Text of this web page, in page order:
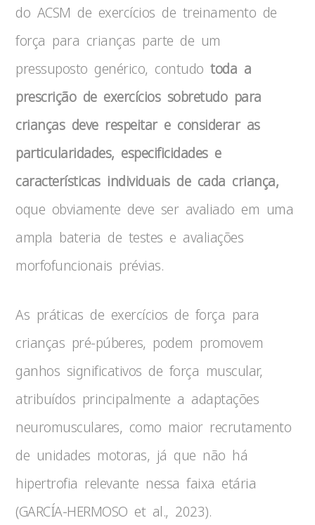
do ACSM de exercícios de treinamento de
força para crianças parte de um
pressuposto genérico, contudotoda a
prescrição de exercícios sobretudo para
crianças deve respeitar e considerar as
particularidades, especificidades e
características individuais de cada criança,
oque obviamente deve ser avaliado em uma
ampla bateria de testes e avaliações
morfofuncionais prévias.
As práticas de exercícios de força para
crianças pré-púberes, podem promovem
ganhos significativos de força muscular,
atribuídos principalmente a adaptações
neuromusculares, como maior recrutamento
de unidades motoras, já que não há
hipertrofia relevante nessa faixa etária
(GARCÍA-HERMOSO et al., 2023).